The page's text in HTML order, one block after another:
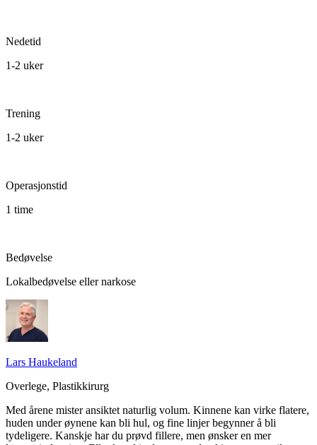
Nedetid
1-2 uker
Trening
1-2 uker
Operasjonstid
1 time
Bedøvelse
Lokalbedøvelse eller narkose
Lars Haukeland
Overlege, Plastikkirurg
Med årene mister ansiktet naturlig volum. Kinnene kan virke flatere,
huden under øynene kan bli hul, og fine linjer begynner å bli
tydeligere. Kanskje har du prøvd fillere, men ønsker en mer